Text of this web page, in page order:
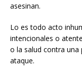
asesinan.
Lo es todo acto
intencionales o
o la salud contra
ataque.​